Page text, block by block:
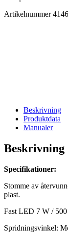
Artikelnummer
Beskrivning
Produktdata
Manualer
Beskrivning
Specifikationer:
Stomme av
plast.
Fast LED 7 W /
Spridningsvinkel: